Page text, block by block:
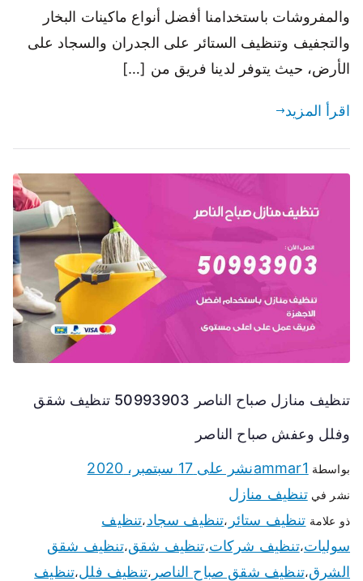
والمفروشات باستخدامنا أفضل أنواع ماكينات البخار
والتجفيف وتنظيف الستائر على الجدران والسجاد على
الأرض، حيث يتوفر لدينا فريق من […]
اقرأ المزيد
تنظيف منازل صباح الناصر 50993903 تنظيف شقق
وفلل وعفش صباح الناصر
بواسطة ammar1نشر على 17 سبتمبر، 2020
نشر فيتنظيف منازل
ذو علامة تنظيف ستائر ،تنظيف سجاد،تنظيف
سوليات،تنظيف شركات،تنظيف شقق،تنظيف شقق
الشرق،تنظيف شقق صباح الناصر ،تنظيف فلل،تنظيف